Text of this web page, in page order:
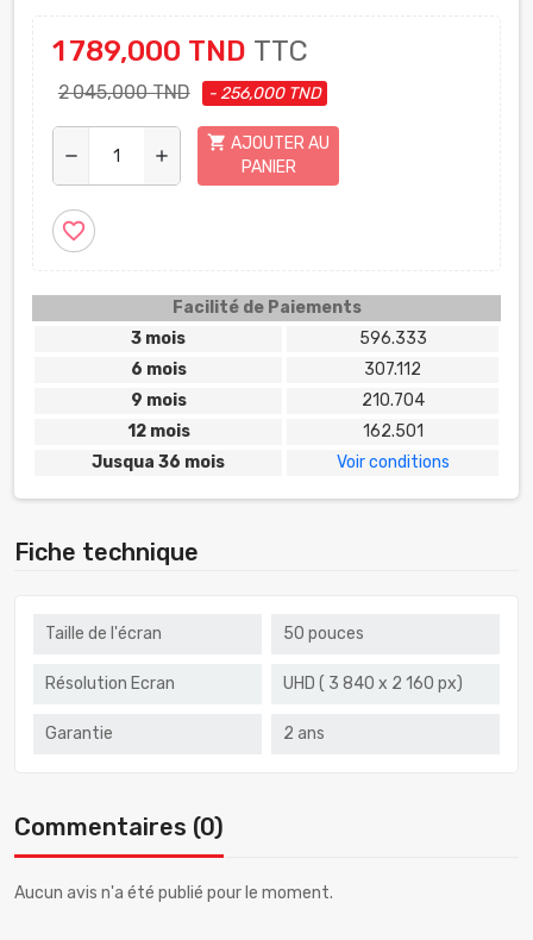
1 789,000 TND TTC
2 045,000 TND - 256,000 TND
remove add
shopping_cart AJOUTER AU
PANIER
favorite_border
Facilité de Paiements
3 mois
596.333
6 mois
307.112
9 mois
210.704
12 mois
162.501
Jusqua 36 mois
Voir conditions
Fiche technique
Taille de l'écran 50 pouces
Résolution Ecran UHD ( 3 840 x 2 160 px)
Garantie 2 ans
Commentaires (0)
Aucun avis n'a été publié pour le moment.